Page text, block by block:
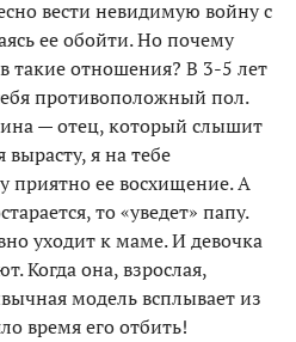
вести невидимую войну с
ее обойти. Но почему
такие отношения? В 3-5 лет
противоположный пол.
— отец, который слышит
вырасту, я на тебе
приятно ее восхищение. А
то «уведет» папу.
уходит к маме. И девочка
Когда она, взрослая,
модель всплывает из
время его отбить!